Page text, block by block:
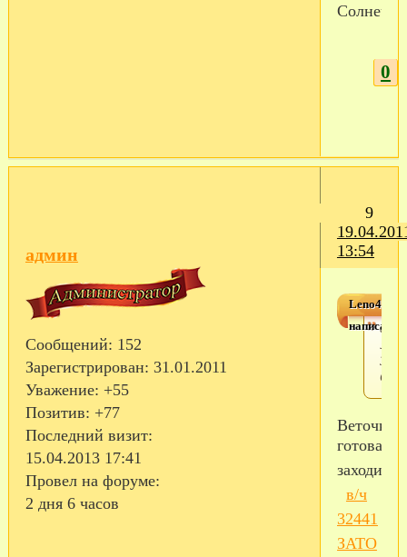
0
9
13:54
админ
Сообщений: 152
Зарегистрирован: 31.01.2011
Уважение: +55
Позитив: +77
Последний визит:
15.04.2013 17:41
Провел на форуме:
2 дня 6 часов
Leno4ka
в/ч
Веточка
готова...
в/ч
32441
ЗАТО